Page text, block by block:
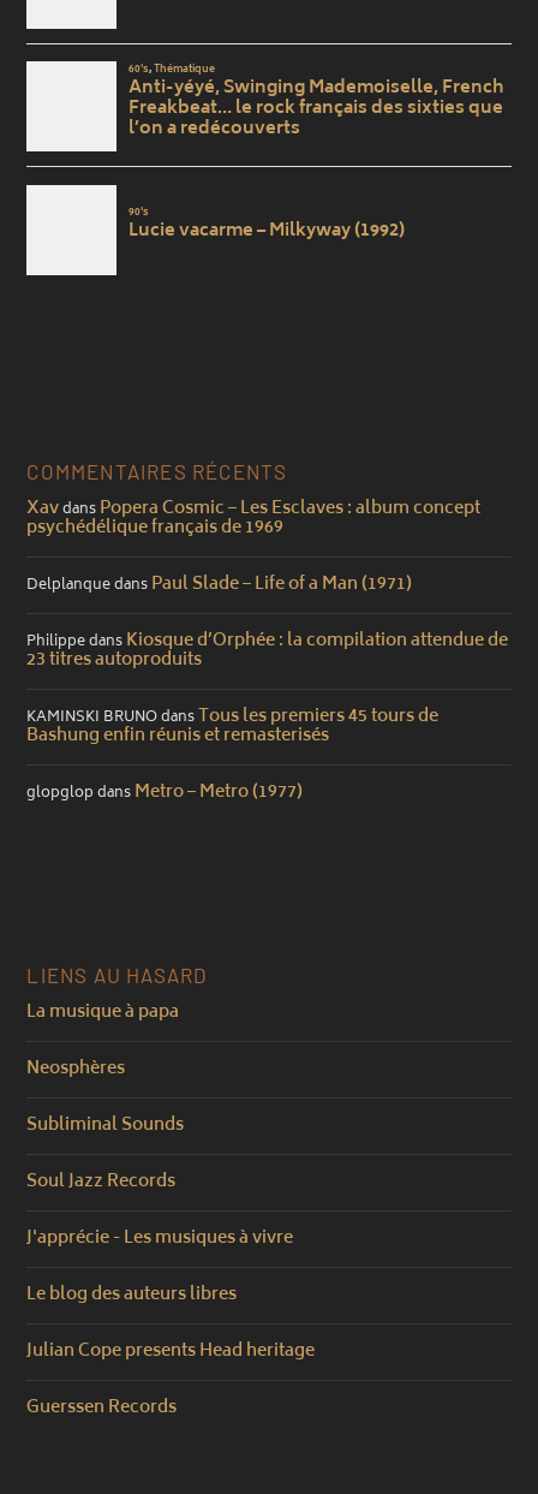
COMMENTAIRES RÉCENTS
XavdansPopera Cosmic – Les Esclaves : album concept
psychédélique français de 1969
DelplanquedansPaul Slade – Life of a Man (1971)
PhilippedansKiosque d’Orphée : la compilation attendue de
23 titres autoproduits
KAMINSKI BRUNOdansTous les premiers 45 tours de
Bashung enfin réunis et remasterisés
glopglopdansMetro – Metro (1977)
LIENS AU HASARD
La musique à papa
Neosphères
Subliminal Sounds
Soul Jazz Records
J'apprécie - Les musiques à vivre
Le blog des auteurs libres
Julian Cope presents Head heritage
Guerssen Records